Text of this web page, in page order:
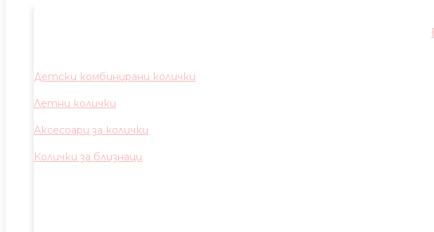
Детски комбинирани колички
Летни колички
Аксесоари за колички
Колички за близнаци